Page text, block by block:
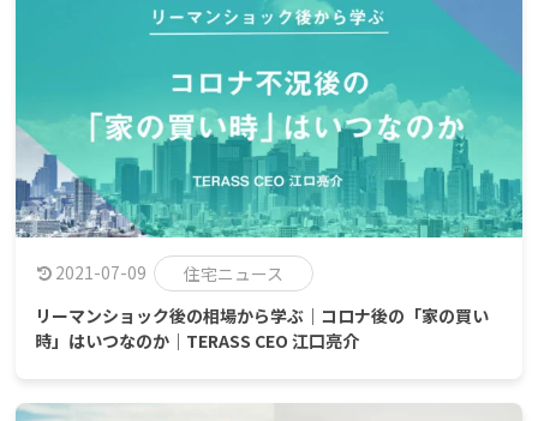
2021-07-09
住宅ニュース
リーマンショック後の相場から学ぶ｜コロナ後の「家の買い
時」はいつなのか｜TERASS CEO 江口亮介